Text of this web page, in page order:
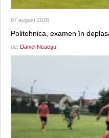
07 august 2026
Politehnica, examen în
de: Daniel Neacșu